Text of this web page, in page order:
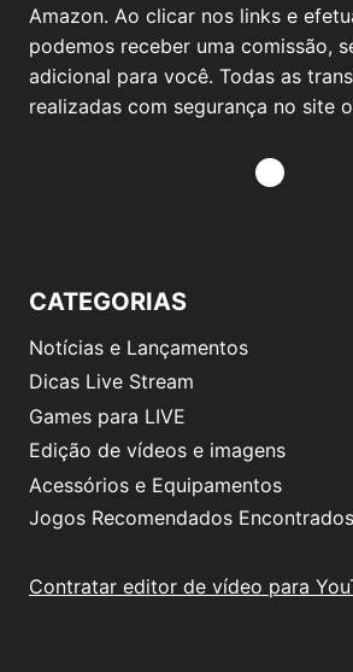
Amazon. Ao clicar nos links e
podemos receber uma comissão,
adicional para você. Todas as
realizadas com segurança no site
CATEGORIAS
Notícias e Lançamentos
Dicas Live Stream
Games para LIVE
Edição de vídeos e imagens
Acessórios e Equipamentos
Jogos Recomendados
Contratar editor de vídeo para